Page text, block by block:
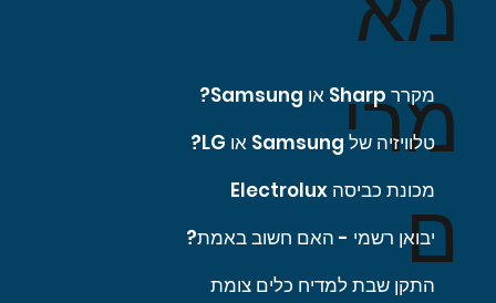
מרי
ם
מקרר Sharp או Samsung?
טלוויזיה של Samsung או LG?
מכונת כביסה Electrolux
יבואן רשמי - האם חשוב באמת?
התקן שבת למדיח כלים צומת